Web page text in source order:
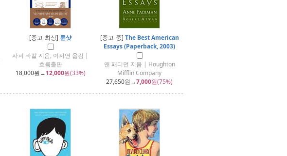
[중고-최상] 룬샷
사피 바칼 지음, 이지연 옮김 |
흐름출판
18,000원→12,000원(33%)
[중고-중] The Best American
Essays (Paperback, 2003)
앤 패디먼 지음 | Houghton
Mifflin Company
27,650원→7,000원(75%)